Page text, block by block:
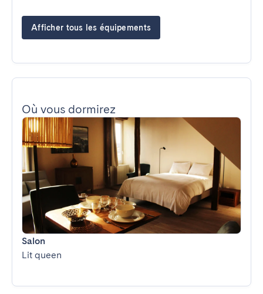
Afficher tous les équipements
Où vous dormirez
Salon
Lit queen